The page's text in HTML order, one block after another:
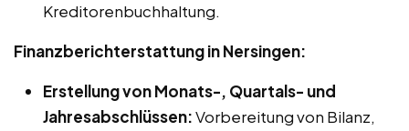
Kreditorenbuchhaltung.
Finanzberichterstattung in Nersingen:
Erstellung von Monats-, Quartals- und
Jahresabschlüssen:Vorbereitung von Bilanz,